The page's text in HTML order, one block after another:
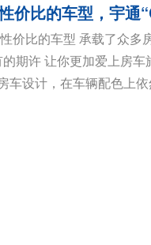
价比的车型，宇通
价比的车型 承载了众多
期许 让你更加爱上房
车设计，在车辆配色上